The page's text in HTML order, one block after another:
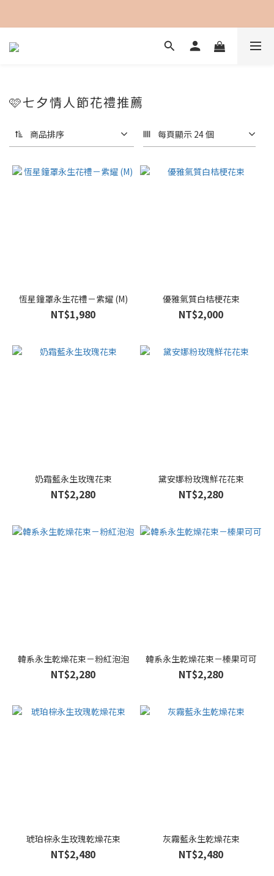
加入會員即可享用購物金100元折抵
🩷七夕情人節花禮推薦
商品排序 每頁顯示 24 個
恆星鐘罩永生花禮－紫耀 (M)
NT$1,980
優雅氣質白桔梗花束
NT$2,000
奶霜藍永生玫瑰花束
NT$2,280
黛安娜粉玫瑰鮮花花束
NT$2,280
韓系永生乾燥花束－粉紅泡泡
NT$2,280
韓系永生乾燥花束－榛果可可
NT$2,280
琥珀棕永生玫瑰乾燥花束
NT$2,480
灰霧藍永生乾燥花束
NT$2,480